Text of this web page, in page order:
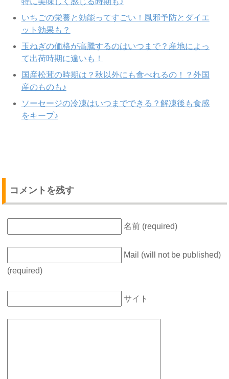
いちごの栄養と効能ってすごい！風邪予防とダイエ
ット効果も？
玉ねぎの価格が高騰するのはいつまで？産地によっ
て出荷時期に違いも！
国産松茸の時期は？秋以外にも食べれるの！？外国
産のものも♪
ソーセージの冷凍はいつまでできる？解凍後も食感
をキープ♪
コメントを残す
名前 (required)
Mail (will not be published)
(required)
サイト